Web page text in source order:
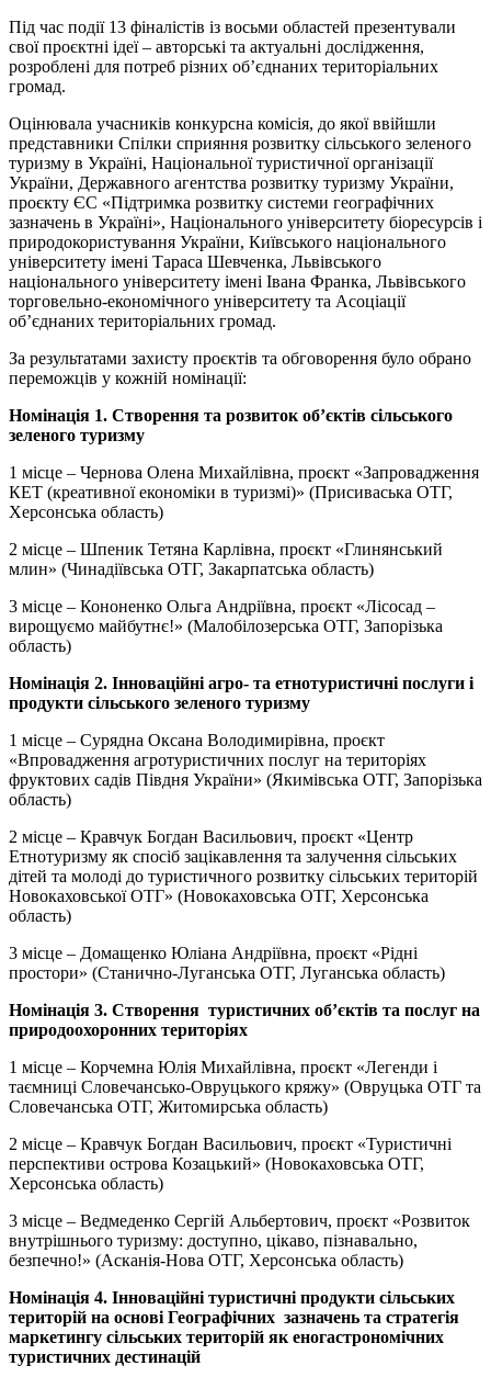
Під час події 13 фіналістів із восьми областей презентували
свої проєктні ідеї – авторські та актуальні дослідження,
розроблені для потреб різних об’єднаних територіальних
громад.
Оцінювала учасників конкурсна комісія, до якої ввійшли
представники Спілки сприяння розвитку сільського зеленого
туризму в Україні, Національної туристичної організації
України, Державного агентства розвитку туризму України,
проєкту ЄС «Підтримка розвитку системи географічних
зазначень в Україні», Національного університету біоресурсів і
природокористування України, Київського національного
університету імені Тараса Шевченка, Львівського
національного університету імені Івана Франка, Львівського
торговельно-економічного університету та Асоціації
об’єднаних територіальних громад.
За результатами захисту проєктів та обговорення було обрано
переможців у кожній номінації:
Номінація 1. Створення та розвиток об’єктів сільського
зеленого туризму
1 місце – Чернова Олена Михайлівна, проєкт «Запровадження
КЕТ (креативної економіки в туризмі)» (Присиваська ОТГ,
Херсонська область)
2 місце – Шпеник Тетяна Карлівна, проєкт «Глинянський
млин» (Чинадіївська ОТГ, Закарпатська область)
3 місце – Кононенко Ольга Андріївна, проєкт «Лісосад –
вирощуємо майбутнє!» (Малобілозерська ОТГ, Запорізька
область)
Номінація 2. Інноваційні агро- та етнотуристичні послуги і
продукти сільського зеленого туризму
1 місце – Сурядна Оксана Володимирівна, проєкт
«Впровадження агротуристичних послуг на територіях
фруктових садів Півдня України» (Якимівська ОТГ, Запорізька
область)
2 місце – Кравчук Богдан Васильович, проєкт «Центр
Етнотуризму як спосіб зацікавлення та залучення сільських
дітей та молоді до туристичного розвитку сільських територій
Новокаховської ОТГ» (Новокаховська ОТГ, Херсонська
область)
3 місце – Домащенко Юліана Андріївна, проєкт «Рідні
простори» (Станично-Луганська ОТГ, Луганська область)
Номінація 3. Створення туристичних об’єктів та послуг на
природоохоронних територіях
1 місце – Корчемна Юлія Михайлівна, проєкт «Легенди і
таємниці Словечансько-Овруцького кряжу» (Овруцька ОТГ та
Словечанська ОТГ, Житомирська область)
2 місце – Кравчук Богдан Васильович, проєкт «Туристичні
перспективи острова Козацький» (Новокаховська ОТГ,
Херсонська область)
3 місце – Ведмеденко Сергій Альбертович, проєкт «Розвиток
внутрішнього туризму: доступно, цікаво, пізнавально,
безпечно!» (Асканія-Нова ОТГ, Херсонська область)
Номінація 4. Інноваційні туристичні продукти сільських
територій на основі Географічних зазначень та стратегія
маркетингу сільських територій як еногастрономічних
туристичних дестинацій